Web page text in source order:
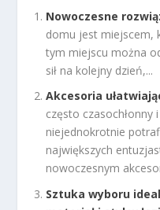
Nowoczesne
domu jest miejscem,
tym miejscu można
sił na kolejny dzień,...
Akcesoria
często czasochłonny
niejednokrotnie
największych
nowoczesnym
Sztuka wyboru